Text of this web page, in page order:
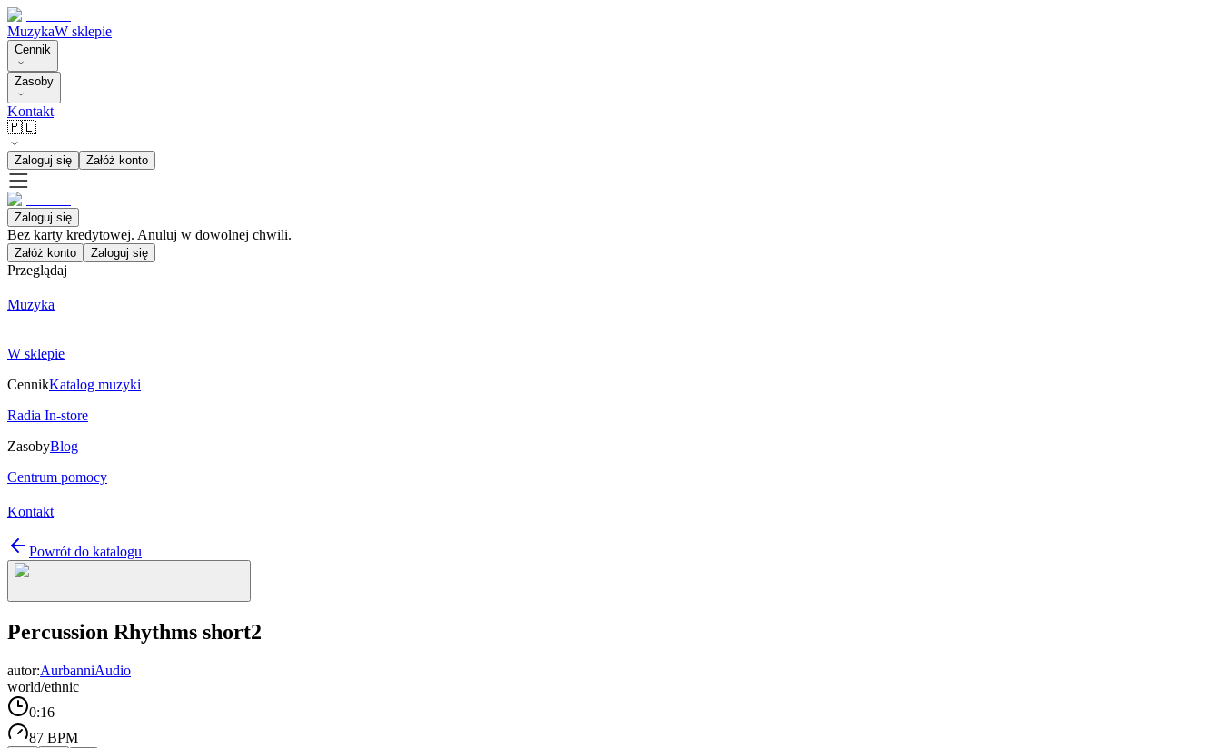
MuzykaW sklepie
Cennik
Zasoby
Kontakt
🇵🇱
Zaloguj się Załóż konto
Zaloguj się
Bez karty kredytowej. Anuluj w dowolnej chwili.
Załóż konto Zaloguj się
Przeglądaj
Muzyka
W sklepie
CennikKatalog muzyki
Radia In-store
ZasobyBlog
Centrum pomocy
Kontakt
Powrót do katalogu
Percussion Rhythms short2
autor:AurbanniAudio
world/ethnic
0:16
87 BPM